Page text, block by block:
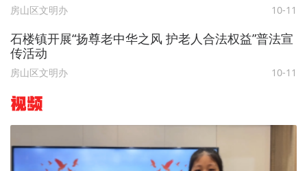
房山区文明办 10-11
石楼镇开展“扬尊老中华之风 护老人合法权益”普法宣
传活动
房山区文明办 10-11
视频